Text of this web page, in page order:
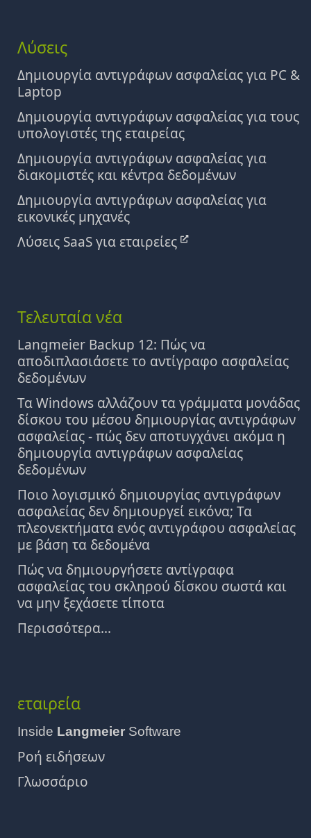
Λύσεις
Δημιουργία αντιγράφων ασφαλείας για PC &
Laptop
Δημιουργία αντιγράφων ασφαλείας για τους
υπολογιστές της εταιρείας
Δημιουργία αντιγράφων ασφαλείας για
διακομιστές και κέντρα δεδομένων
Δημιουργία αντιγράφων ασφαλείας για
εικονικές μηχανές
Λύσεις SaaS για εταιρείες
Τελευταία νέα
Langmeier Backup 12: Πώς να
αποδιπλασιάσετε το αντίγραφο ασφαλείας
δεδομένων
Τα Windows αλλάζουν τα γράμματα μονάδας
δίσκου του μέσου δημιουργίας αντιγράφων
ασφαλείας - πώς δεν αποτυγχάνει ακόμα η
δημιουργία αντιγράφων ασφαλείας
δεδομένων
Ποιο λογισμικό δημιουργίας αντιγράφων
ασφαλείας δεν δημιουργεί εικόνα; Τα
πλεονεκτήματα ενός αντιγράφου ασφαλείας
με βάση τα δεδομένα
Πώς να δημιουργήσετε αντίγραφα
ασφαλείας του σκληρού δίσκου σωστά και
να μην ξεχάσετε τίποτα
Περισσότερα...
εταιρεία
Inside Langmeier Software
Ροή ειδήσεων
Γλωσσάριο